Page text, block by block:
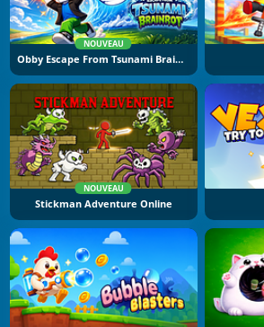
NOUVEAU
Obby Escape From Tsunami Brainrot
NOUVEAU
Stickman Adventure Online